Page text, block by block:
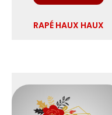
RAPÉ HAUX HAUX